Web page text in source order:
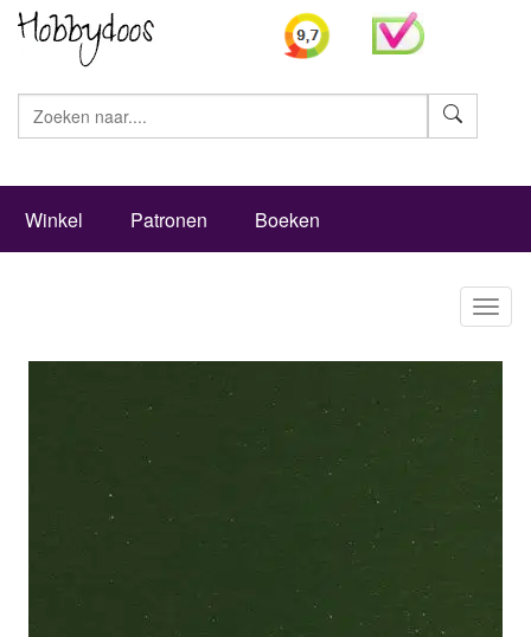
Winkel Patronen Boeken